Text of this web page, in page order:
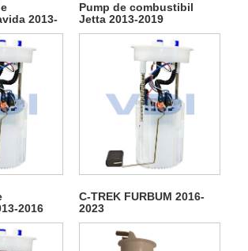
2013-
Pump de combustibil
Jetta 2013-2019
2016
C-TREK FURBUM 2016-
2023